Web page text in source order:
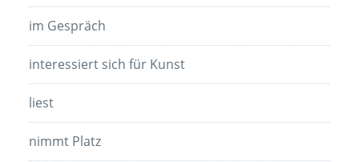
im Gespräch
interessiert sich für Kunst
liest
nimmt Platz